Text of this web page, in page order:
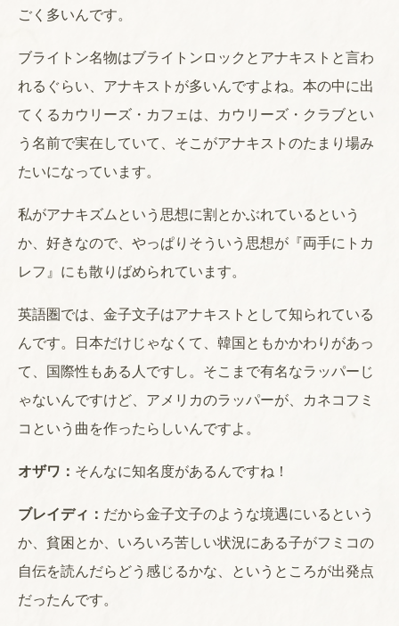
ごく多いんです。
ブライトン名物はブライトンロックとアナキストと言わ
れるぐらい、アナキストが多いんですよね。本の中に出
てくるカウリーズ・カフェは、カウリーズ・クラブとい
う名前で実在していて、そこがアナキストのたまり場み
たいになっています。
私がアナキズムという思想に割とかぶれているという
か、好きなので、やっぱりそういう思想が『両手にトカ
レフ』にも散りばめられています。
英語圏では、金子文子はアナキストとして知られている
んです。日本だけじゃなくて、韓国ともかかわりがあっ
て、国際性もある人ですし。そこまで有名なラッパーじ
ゃないんですけど、アメリカのラッパーが、カネコフミ
コという曲を作ったらしいんですよ。
オザワ： そんなに知名度があるんですね！
ブレイディ： だから金子文子のような境遇にいるという
か、貧困とか、いろいろ苦しい状況にある子がフミコの
自伝を読んだらどう感じるかな、というところが出発点
だったんです。